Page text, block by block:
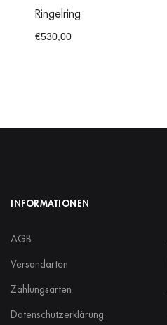
Ringelring
€530,00
INFORMATIONEN
AGB
Versandarten
Zahlungsarten
Datenschutzerklärung